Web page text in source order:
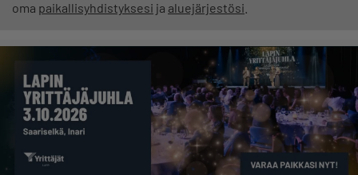
oma paikallisyhdistyksesi ja aluejärjestösi
Suodata hakutuloksia: näytä kaikki sisältö